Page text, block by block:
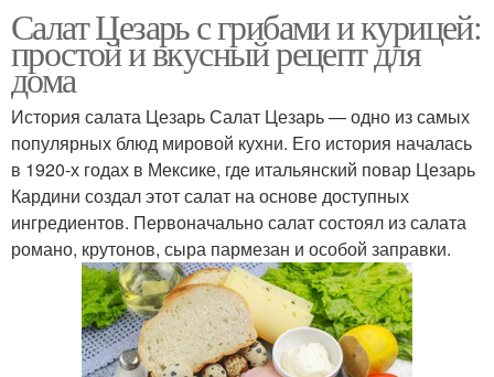
Салат Цезарь с грибами и курицей:
простой и вкусный рецепт для
дома
История салата Цезарь Салат Цезарь — одно из самых
популярных блюд мировой кухни. Его история началась
в 1920-х годах в Мексике, где итальянский повар Цезарь
Кардини создал этот салат на основе доступных
ингредиентов. Первоначально салат состоял из салата
романо, крутонов, сыра пармезан и особой заправки.